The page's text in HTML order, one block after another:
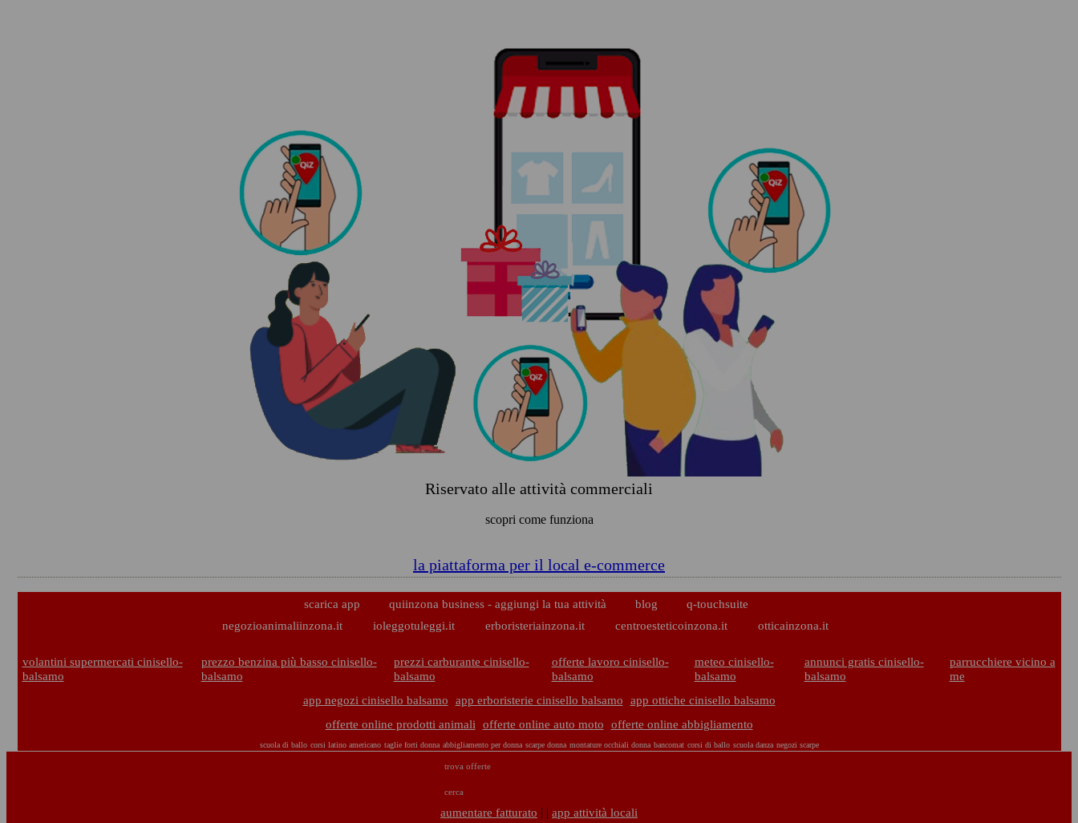
Riservato alle attività commerciali
scopri come funziona
la piattaforma per il local e-commerce
scarica app quiinzona business - aggiungi la tua attività blog
q-touchsuite
negozioanimaliinzona.it
ioleggotuleggi.it erboristeriainzona.it centroesteticoinzona.it otticainzona.it
volantini supermercati cinisello-
balsamo
prezzo benzina più basso cinisello-
balsamo
prezzi carburante cinisello-
balsamo
offerte lavoro cinisello-
balsamo
meteo cinisello-
balsamo
annunci gratis cinisello-
balsamo
parrucchiere vicino a
me
app negozi cinisello balsamo
app erboristerie cinisello balsamo
app ottiche cinisello balsamo
offerte online prodotti animali
offerte online auto moto offerte online abbigliamento
scuola di ballo corsi latino americano taglie forti donna abbigliamento per donna scarpe donna montature occhiali donna bancomat corsi di ballo scuola danza negozi scarpe
trova offerte
cerca
aumentare fatturato | | app attività locali